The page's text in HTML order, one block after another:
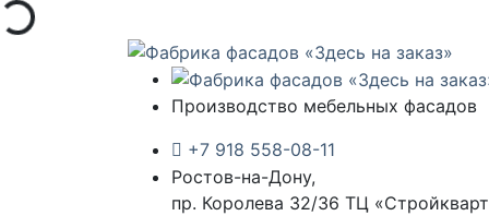
Производство мебельных фасадов
+7 918 558-08-11
Ростов-на-Дону,
пр. Королева 32/36 ТЦ